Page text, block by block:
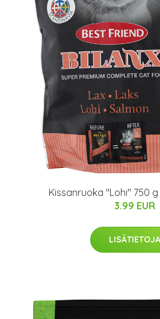
Kissanruoka "Lohi" 750 g
3.99 EUR
LISÄTIETOJA